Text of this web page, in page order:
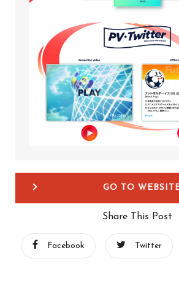
GO TO
Share This Post
Facebook Twitter